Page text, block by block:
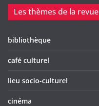
Les thèmes de la revue
bibliothèque
café culturel
lieu socio-culturel
cinéma